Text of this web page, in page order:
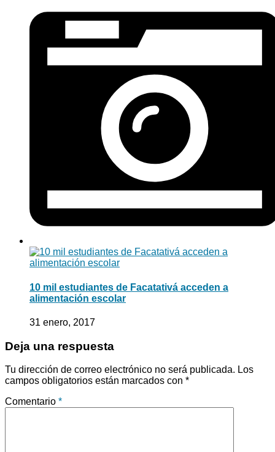
10 mil estudiantes de Facatativá acceden a
alimentación escolar
31 enero, 2017
Deja una respuesta
Tu dirección de correo electrónico no será publicada. Los
campos obligatorios están marcados con *
Comentario *